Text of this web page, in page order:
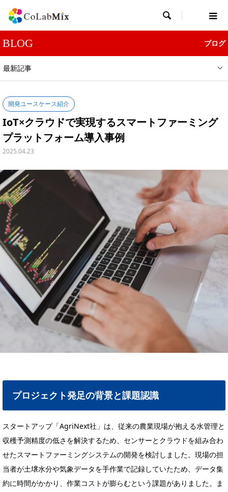

BLOG ブログ
最新記事
開発ユースケース紹介
IoT×クラウドで実現するスマートファーミング
プラットフォーム導入事例
2025.04.23
プロジェクト発足の背景と課題認識
スタートアップ「AgriNext社」は、従来の農業現場が抱える水管理と
収穫予測精度の低さを解決するため、センサーとクラウドを組み合わ
せたスマートファーミングシステムの開発を検討しました。現場の担
当者が土壌水分や気象データを手作業で記録していたため、データ集
約に時間がかかり、作業コストが膨らむという課題がありました。ま